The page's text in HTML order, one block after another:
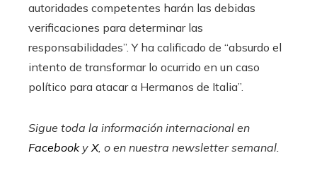
autoridades competentes harán las debidas
verificaciones para determinar las
responsabilidades”. Y ha calificado de “absurdo el
intento de transformar lo ocurrido en un caso
político para atacar a Hermanos de Italia”.
Sigue toda la información internacional en
FacebookyX, o en nuestra newsletter semanal.